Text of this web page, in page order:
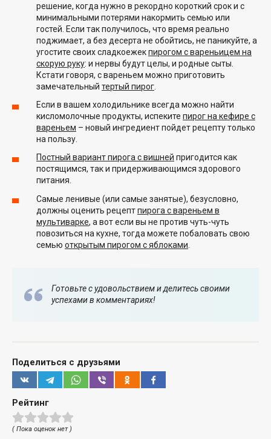
решение, когда нужно в рекордно короткий срок и с
минимальными потерями накормить семью или
гостей. Если так получилось, что время реально
поджимает, а без десерта не обойтись, не паникуйте, а
угостите своих сладкоежекпирогом с вареньицем на
скорую руку: и нервы будут целы, и родные сыты.
Кстати говоря, с вареньем можно приготовить
замечательный тертый пирог
Если в вашем холодильнике всегда можно найти
кисломолочные продукты, испеките пирог на кефире с
вареньем – новый ингредиент пойдет рецепту только
на пользу.
Постный вариант пирога с вишней пригодится как
постящимся, так и придерживающимся здорового
питания.
Самые ленивые (или самые занятые), безусловно,
должны оценить рецептпирога с вареньем в
мультиварке, а вот если вы не против чуть-чуть
повозиться на кухне, тогда можете побаловать свою
семью открытым пирогом с яблоками
Готовьте с удовольствием и делитесь своими
успехами в комментариях!
Поделиться с друзьями
Рейтинг
( Пока оценок нет )